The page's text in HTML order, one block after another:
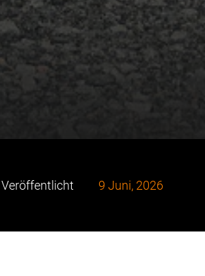
Veröffentlicht 9 Juni, 2026